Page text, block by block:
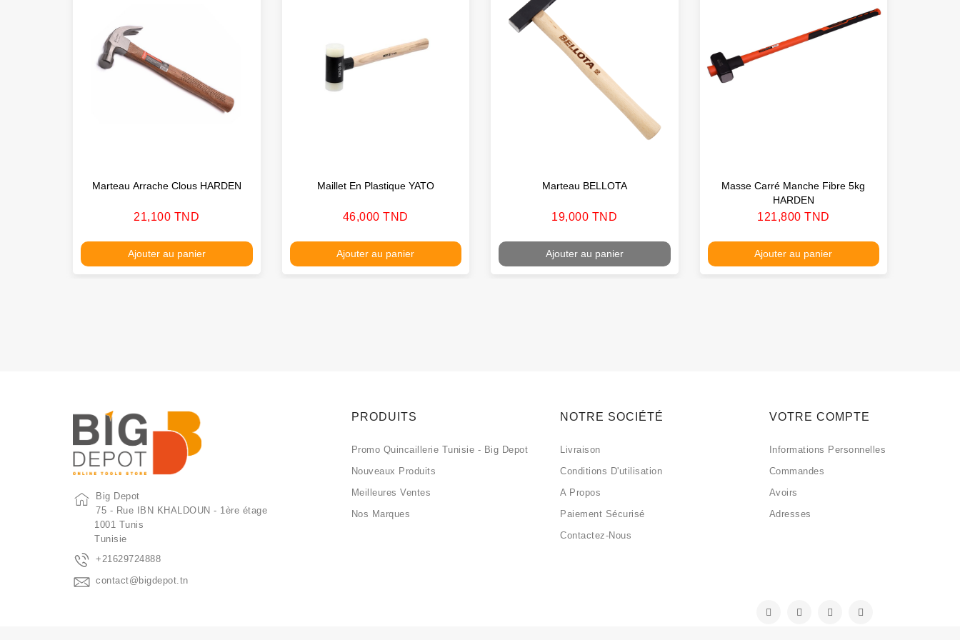
Marteau Arrache Clous HARDEN
Prix
21,100 TND
Ajouter au panier
Maillet En Plastique YATO
Prix
46,000 TND
Ajouter au panier
Marteau BELLOTA
Prix
19,000 TND
Ajouter au panier
Masse Carré Manche Fibre 5kg
HARDEN
Prix
121,800 TND
Ajouter au panier
Big Depot
75 - Rue IBN KHALDOUN - 1ère étage
1001 Tunis
Tunisie
+21629724888
contact@bigdepot.tn
PRODUITS
Promo Quincaillerie Tunisie - Big Depot
Nouveaux Produits
Meilleures Ventes
Nos Marques
NOTRE SOCIÉTÉ
Livraison
Conditions D'utilisation
A Propos
Paiement Sécurisé
Contactez-Nous
VOTRE COMPTE
Informations Personnelles
Commandes
Avoirs
Adresses